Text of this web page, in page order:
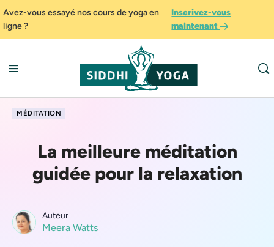
Avez-vous essayé nos cours de yoga en
ligne ?
Inscrivez-vous
maintenant
MÉDITATION
La meilleure méditation
guidée pour la relaxation
Auteur
Meera Watts